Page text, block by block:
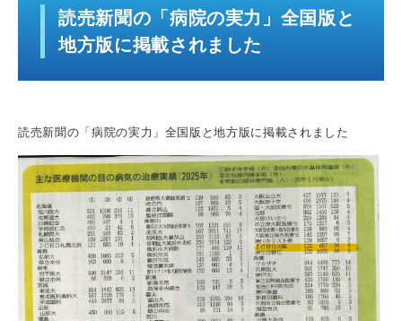
読売新聞の「病院の実力」全国版と
地方版に掲載されました
読売新聞の「病院の実力」全国版と地方版に掲載されました